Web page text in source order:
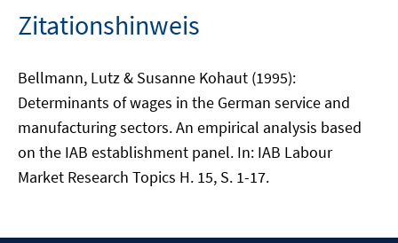
Zitationshinweis
Bellmann, Lutz & Susanne Kohaut (1995):
Determinants of wages in the German service and
manufacturing sectors. An empirical analysis based
on the IAB establishment panel. In: IAB Labour
Market Research Topics H. 15, S. 1-17.